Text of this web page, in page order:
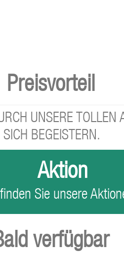
Preisvorteil
UNSERE TOLLEN
BEGEISTERN.
Aktion
Sie unsere
verfügbar